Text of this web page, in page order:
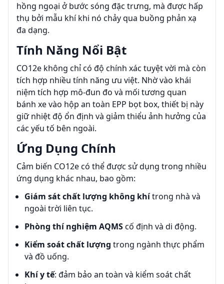
hồng ngoại ở bước sóng đặc trưng, mà được hấp
thụ bởi mẫu khí khi nó chảy qua buồng phản xạ
đa dạng.
Tính Năng Nổi Bật
CO12e không chỉ có độ chính xác tuyệt vời mà còn
tích hợp nhiều tính năng ưu việt. Nhờ vào khái
niệm tích hợp mô-đun đo và mối tương quan
bánh xe vào hộp an toàn EPP bọt box, thiết bị này
giữ nhiệt độ ổn định và giảm thiểu ảnh hưởng của
các yếu tố bên ngoài.
Ứng Dụng Chính
Cảm biến CO12e có thể được sử dụng trong nhiều
ứng dụng khác nhau, bao gồm:
Giám sát chất lượng không khítrong nhà và
ngoài trời liên tục.
Phòng thí nghiệm AQMScố định và di động.
Kiểm soát chất lượng trong ngành thực phẩm
và đồ uống.
Khí y tế: đảm bảo an toàn và kiểm soát chất